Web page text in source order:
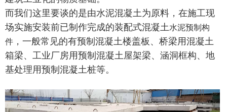
而我们这里要谈的是由水泥混凝土为原料，在施工现
场实施安装前已制作完成的装配式混凝土水泥预制构
件 ，一般常见的有预制混凝土楼盖板、桥梁用混凝土
箱梁、工业厂房用预制混凝土屋架梁、涵洞框构、地
基处理用预制混凝土桩等。